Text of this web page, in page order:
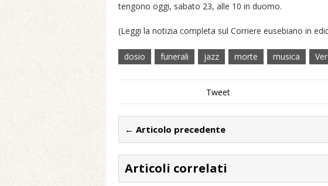
tengono oggi, sabato 23, alle 10 in duomo.
(Leggi la notizia completa sul Corriere eusebiano in
dosio funerali jazz morte musica
Tweet
← Articolo precedente
Articoli correlati